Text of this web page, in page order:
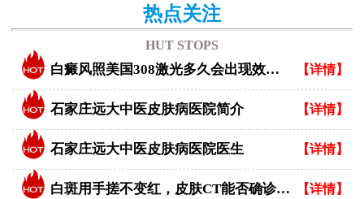
热点关注
HUT STOPS
白癜风照美国308激光多久会出现效果？ 【详情】
石家庄远大中医皮肤病医院简介 【详情】
石家庄远大中医皮肤病医院医生 【详情】
白斑用手搓不变红，皮肤CT能否确诊白癜风？ 【详情】